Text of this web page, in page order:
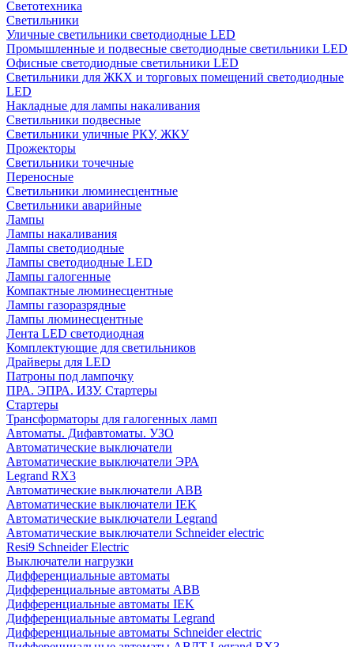
Светотехника
Светильники
Уличные светильники светодиодные LED
Промышленные и подвесные светодиодные светильники LED
Офисные светодиодные светильники LED
Светильники для ЖКХ и торговых помещений светодиодные
LED
Накладные для лампы накаливания
Светильники подвесные
Светильники уличные РКУ, ЖКУ
Прожекторы
Cветильники точечные
Переносные
Светильники люминесцентные
Светильники аварийные
Лампы
Лампы накаливания
Лампы светодиодные
Лампы светодиодные LED
Лампы галогенные
Компактные люминесцентные
Лампы газоразрядные
Лампы люминесцентные
Лента LED светодиодная
Комплектующие для светильников
Драйверы для LED
Патроны под лампочку
ПРА. ЭПРА. ИЗУ. Стартеры
Стартеры
Трансформаторы для галогенных ламп
Автоматы. Дифавтоматы. УЗО
Автоматические выключатели
Автоматические выключатели ЭРА
Legrand RX3
Автоматические выключатели ABB
Автоматические выключатели IEK
Автоматические выключатели Legrand
Автоматические выключатели Schneider electric
Resi9 Schneider Electric
Выключатели нагрузки
Дифференциальные автоматы
Дифференциальные автоматы ABB
Дифференциальные автоматы IEK
Дифференциальные автоматы Legrand
Дифференциальные автоматы Schneider electric